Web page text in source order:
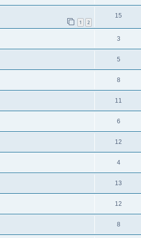
1 2
15
3
5
8
11
6
12
4
13
12
8